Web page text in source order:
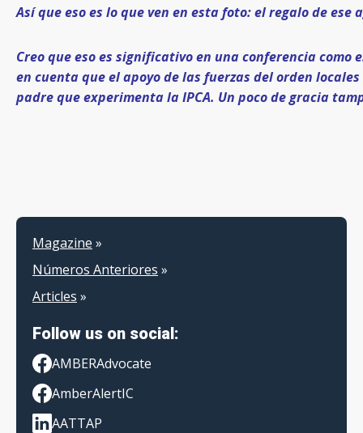
Así que eso es lo que ven en esta foto: el regalo de ese
Creo que eso es significativo en una conferencia como
en cuenta que el apoyo de las fuerzas del orden
padre que experimenta la IPCA. Un poco de gracia
Magazine »
Números Anteriores »
Articles »
Follow us on social:
AMBERAdvocate
AmberAlertIC
AATTAP